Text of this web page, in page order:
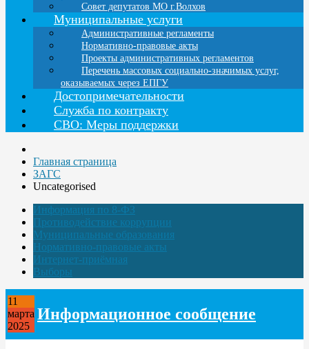
Совет депутатов МО г.Волхов
Муниципальные услуги
Административные регламенты
Нормативно-правовые акты
Проекты административных регламентов
Перечень массовых социально-значимых услуг,
оказываемых через ЕПГУ
Достопримечательности
Служба по контракту
СВО: Меры поддержки
Главная страница
ЗАГС
Uncategorised
Информация по 8-ФЗ
Противодействие коррупции
Муниципальные образования
Нормативно-правовые акты
Интернет-приёмная
Выборы
11
марта
2025
Информационное сообщение